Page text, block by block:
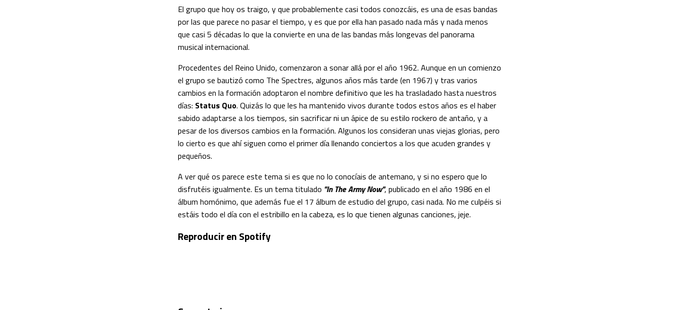
El grupo que hoy os traigo, y que probablemente casi todos conozcáis, es una de esas bandas
por las que parece no pasar el tiempo, y es que por ella han pasado nada más y nada menos
que casi 5 décadas lo que la convierte en una de las bandas más longevas del panorama
musical internacional.
Procedentes del Reino Unido, comenzaron a sonar allá por el año 1962. Aunque en un comienzo
el grupo se bautizó como The Spectres, algunos años más tarde (en 1967) y tras varios
cambios en la formación adoptaron el nombre definitivo que les ha trasladado hasta nuestros
días: Status Quo. Quizás lo que les ha mantenido vivos durante todos estos años es el haber
sabido adaptarse a los tiempos, sin sacrificar ni un ápice de su estilo rockero de antaño, y a
pesar de los diversos cambios en la formación. Algunos los consideran unas viejas glorias, pero
lo cierto es que ahí siguen como el primer día llenando conciertos a los que acuden grandes y
pequeños.
A ver qué os parece este tema si es que no lo conocíais de antemano, y si no espero que lo
disfrutéis igualmente. Es un tema titulado "In The Army Now", publicado en el año 1986 en el
álbum homónimo, que además fue el 17 álbum de estudio del grupo, casi nada. No me culpéis si
estáis todo el día con el estribillo en la cabeza, es lo que tienen algunas canciones, jeje.
Reproducir en Spotify